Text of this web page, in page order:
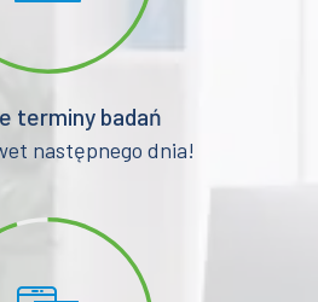
terminy badań
następnego dnia!